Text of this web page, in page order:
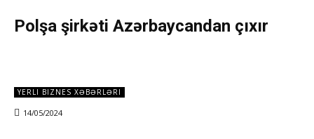
Polşa şirkəti Azərbaycandan çıxır
YERLI BIZNES XƏBƏRLƏRI
14/05/2024